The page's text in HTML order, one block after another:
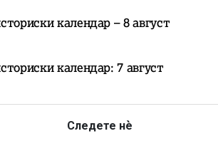
календар – 8 август
календар: 7 август
Следете нѐ